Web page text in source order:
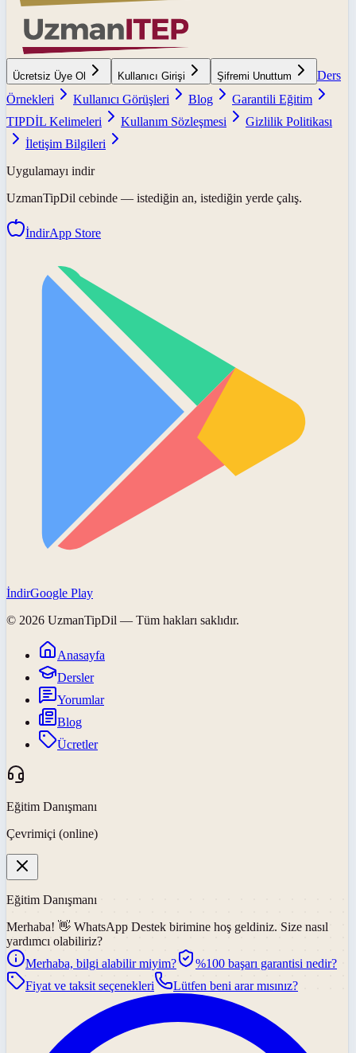
Ücretsiz Üye Ol Kullanıcı Girişi Şifremi Unuttum
Ders
Örnekleri
Kullanıcı Görüşleri Blog
Garantili Eğitim
TIPDİL Kelimeleri
Kullanım Sözleşmesi
Gizlilik Politikası
İletişim Bilgileri
Uygulamayı indir
UzmanTipDil cebinde — istediğin an, istediğin yerde çalış.
İndirApp Store
İndirGoogle Play
© 2026 UzmanTipDil — Tüm hakları saklıdır.
Anasayfa
Dersler
Yorumlar
Blog
Ücretler
Eğitim Danışmanı
Çevrimiçi (online)
Eğitim Danışmanı
Merhaba! 👋 WhatsApp Destek birimine hoş geldiniz. Size nasıl
yardımcı olabiliriz?
Merhaba, bilgi alabilir miyim?
%100 başarı garantisi nedir?
Fiyat ve taksit seçenekleri
Lütfen beni arar mısınız?